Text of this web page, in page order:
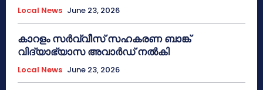
Local News June 23, 2026
കാറളം സർവ്വീസ് സഹകരണ ബാങ്ക്
വിദ്യാഭ്യാസ അവാർഡ് നൽകി
Local News June 23, 2026